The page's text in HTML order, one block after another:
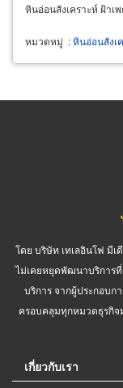
หินอ่อนสังเคราะห์ ฝ้า
หมวดหมู่ :หินอ่อนสังเ
โดย บริษัท เทเลอินโฟ มีเ
ไม่เคยหยุดพัฒนาบริการ
บริการ จากผู้ประกอบก
ครอบคลุมทุกหมวดธุรกิจ
เกี่ยวกับเรา